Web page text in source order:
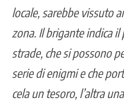
locale, sarebbe vissuto
zona. Il brigante indica
strade, che si possono
serie di enigmi e che
cela un tesoro, l’altra